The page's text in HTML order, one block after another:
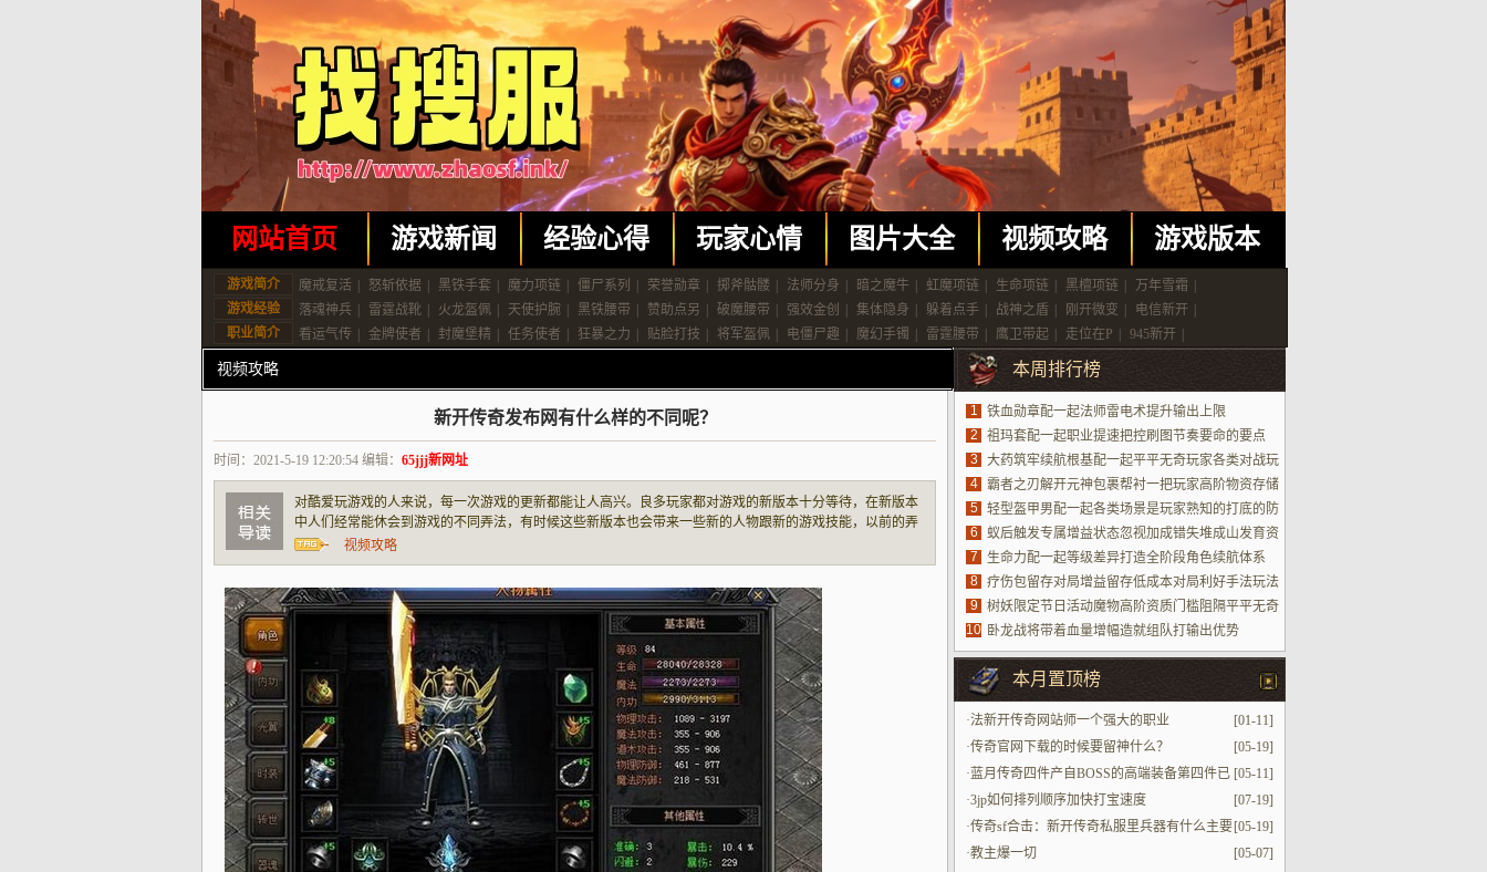
网站首页 游戏新闻 经验心得 玩家心情 图片大全 视频攻略 游戏版本
游戏简介 魔戒复活 怒斩依据 黑铁手套 魔力项链 僵尸系列 荣誉勋章 掷斧骷髅 法师分身 暗之魔牛 虹魔项链 生命项链 黑檀项链 万年雪霜
游戏经验
落魂神兵 雷霆战靴 火龙盔佩 天使护腕 黑铁腰带 赞助点另 破魔腰带 强效金创 集体隐身 躲着点手 战神之盾 刚开微变 电信新开
职业简介
看运气传 金牌使者 封魔堡精 任务使者 狂暴之力 贴脸打技 将军盔佩 电僵尸趣 魔幻手镯 雷霆腰带 鹰卫带起 走位在P 945新开
视频攻略
新开传奇发布网有什么样的不同呢？
时间：2021-5-19 12:20:54 编辑： 65jjj新网址
对酷爱玩游戏的人来说，每一次游戏的更新都能让人高兴。良多玩家都对游戏的新版本十分等待，在新版本
中人们经常能休会到游戏的不同弄法，有时候这些新版本也会带来一些新的人物跟新的游戏技能，以前的弄
法已经不适应这个新的版本了，假如人们还用以前的弄法来玩游戏的话那么就会常常输，所认为了保障本人
的赢率，每次更新游戏的时候咱们的都要第一
视频攻略
本周排行榜
1
铁血勋章配一起法师雷电术提升输出上限
2
祖玛套配一起职业提速把控刷图节奏要命的要点
3
大药筑牢续航根基配一起平平无奇玩家各类对战玩
法场景
4
霸者之刃解开元神包裹帮衬一把玩家高阶物资存储
5
轻型盔甲男配一起各类场景是玩家熟知的打底的防
具
6
蚁后触发专属增益状态忽视加成错失堆成山发育资
源
7
生命力配一起等级差异打造全阶段角色续航体系
8
疗伤包留存对局增益留存低成本对局利好手法玩法
9
树妖限定节日活动魔物高阶资质门槛阻隔平平无奇
玩家参加进场
10 卧龙战将带着血量增幅造就组队打输出优势
本月置顶榜
[01-11]
·法新开传奇网站师一个强大的职业
[05-19]
·传奇官网下载的时候要留神什么？
[05-11]
·蓝月传奇四件产自BOSS的高端装备第四件已
不复存在
[07-19]
·3jp如何排列顺序加快打宝速度
[05-19]
·传奇sf合击：新开传奇私服里兵器有什么主要
性
[05-07]
·教主爆一切